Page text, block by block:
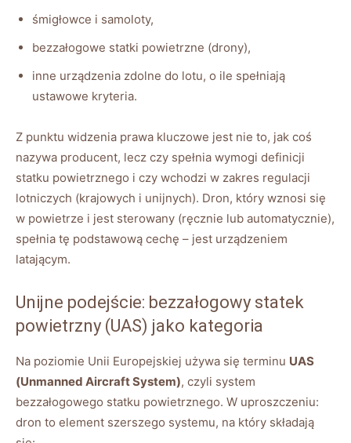
śmigłowce i samoloty,
bezzałogowe statki powietrzne (drony),
inne urządzenia zdolne do lotu, o ile spełniają
ustawowe kryteria.
Z punktu widzenia prawa kluczowe jest nie to, jak coś
nazywa producent, lecz czy spełnia wymogi definicji
statku powietrznego i czy wchodzi w zakres regulacji
lotniczych (krajowych i unijnych). Dron, który wznosi się
w powietrze i jest sterowany (ręcznie lub automatycznie),
spełnia tę podstawową cechę – jest urządzeniem
latającym.
Unijne podejście: bezzałogowy statek
powietrzny (UAS) jako kategoria
Na poziomie Unii Europejskiej używa się terminu UAS
(Unmanned Aircraft System), czyli system
bezzałogowego statku powietrznego. W uproszczeniu:
dron to element szerszego systemu, na który składają